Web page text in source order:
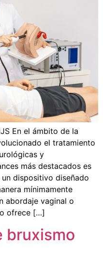
En el ámbito de la
el tratamiento
y
más destacados es
dispositivo diseñado
mínimamente
abordaje vaginal o
ofrece […]
bruxismo